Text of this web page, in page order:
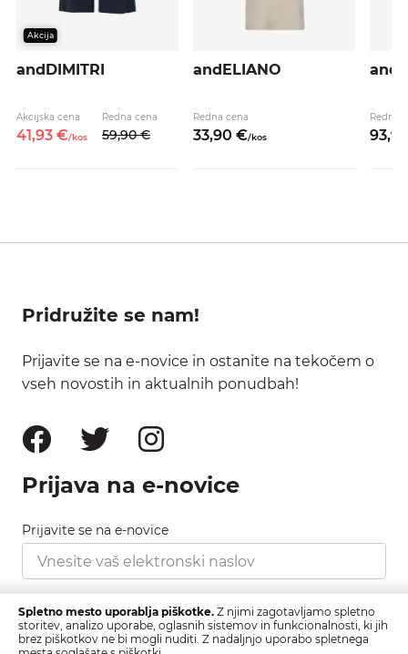
Akcija
andDIMITRI
Akcijska cena
41,93 €/kos
Redna cena
59,90 €
andELIANO
Redna cena
33,90 €/kos
Redna
93,
Pridružite se nam!
Prijavite se na e-novice in ostanite na tekočem o
vseh novostih in aktualnih ponudbah!
Prijava na e-novice
Prijavite se na e-novice
Strinjam se s pravilnikom zasebnosti, ki ga najdete
tukaj.
Spletno mesto uporablja piškotke. Z njimi zagotavljamo spletno
storitev, analizo uporabe, oglasnih sistemov in funkcionalnosti, ki jih
brez piškotkov ne bi mogli nuditi. Z nadaljnjo uporabo spletnega